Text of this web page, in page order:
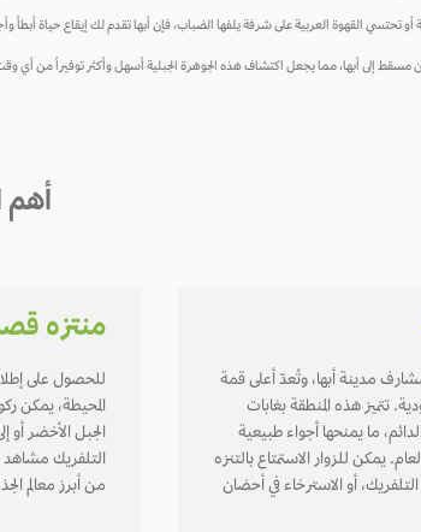
تحتسي القهوة العربية على شرفة يلفها الضباب، فإن أبها تقدم لك إيقاع حياة أبطأ
مسقط إلى أبها، مما يجعل اكتشاف هذه الجوهرة الجبلية أسهل وأكثر توفيراً من أي
أهم
مدينة أبها، وتُعدّ أعلى قمة
تتميز هذه المنطقة بغابات
ما يمنحها أجواء طبيعية
يمكن للزوار الاستمتاع بالتنزه
أو الاسترخاء في أحضان
منتزه
للحصول على
المحيطة، يمكن
الجبل الأخضر أو
التلفريك
من أبرز معالم